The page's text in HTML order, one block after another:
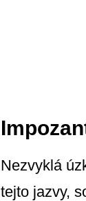
Nezvyklá
tejto jazvy,